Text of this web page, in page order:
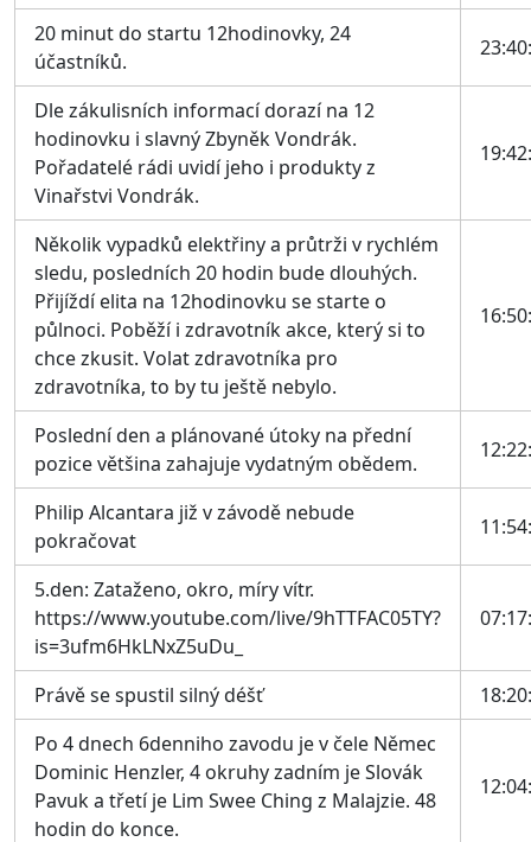
20 minut do startu 12hodinovky, 24
účastníků.
Dle zákulisních informací dorazí na 12
hodinovku i slavný Zbyněk Vondrák.
Pořadatelé rádi uvidí jeho i produkty z
Vinařstvi Vondrák.
Několik vypadků elektřiny a průtrži v rychlém
sledu, posledních 20 hodin bude dlouhých.
Přijíždí elita na 12hodinovku se starte o
půlnoci. Poběží i zdravotník akce, který si to
chce zkusit. Volat zdravotníka pro
zdravotníka, to by tu ještě nebylo.
Poslední den a plánované útoky na přední
pozice většina zahajuje vydatným obědem.
Philip Alcantara již v závodě nebude
pokračovat
5.den: Zataženo, okro, míry vítr.
https://www.youtube.com/live/9hTTFAC05TY?
is=3ufm6HkLNxZ5uDu_
Právě se spustil silný déšť
Po 4 dnech 6denniho zavodu je v čele Němec
Dominic Henzler, 4 okruhy zadním je Slovák
Pavuk a třetí je Lim Swee Ching z Malajzie. 48
hodin do konce.